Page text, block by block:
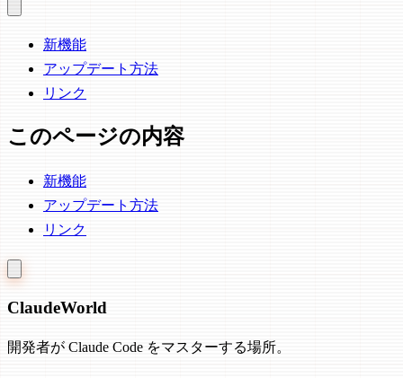
新機能
アップデート方法
リンク
このページの内容
新機能
アップデート方法
リンク
ClaudeWorld
開発者が Claude Code をマスターする場所。